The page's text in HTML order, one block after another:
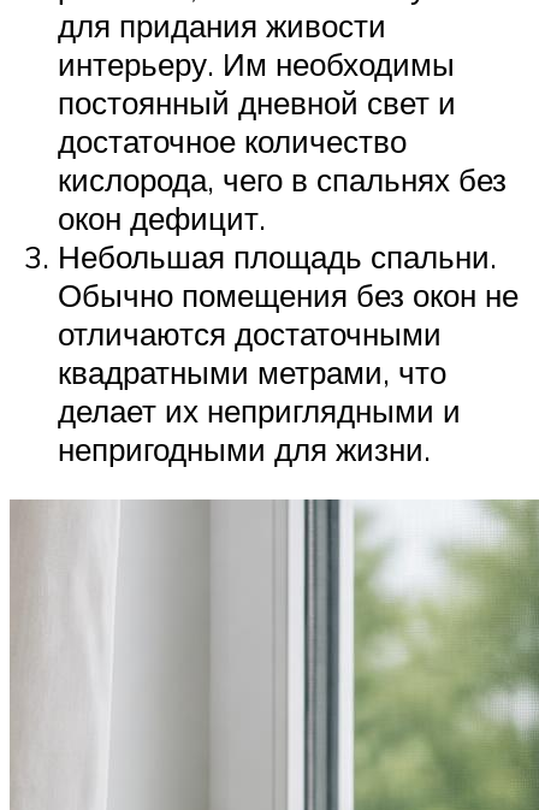
для придания живости
интерьеру. Им необходимы
постоянный дневной свет и
достаточное количество
кислорода, чего в спальнях без
окон дефицит.
Небольшая площадь спальни.
Обычно помещения без окон не
отличаются достаточными
квадратными метрами, что
делает их неприглядными и
непригодными для жизни.